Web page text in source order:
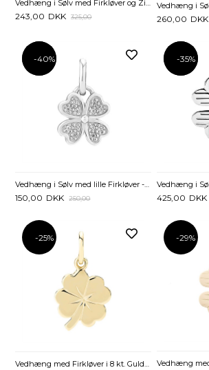
243,00 DKK 325,00 260,00 DKK
-40%
-40%
Vedhæng i Sølv med lille Firkløver - 7,5 mm
150,00 DKK 250,00
-35%
-35%
425,00 DKK
-25%
Vedhæng med Firkløver i 8 kt. Guld - 10 x10 mm
-29%